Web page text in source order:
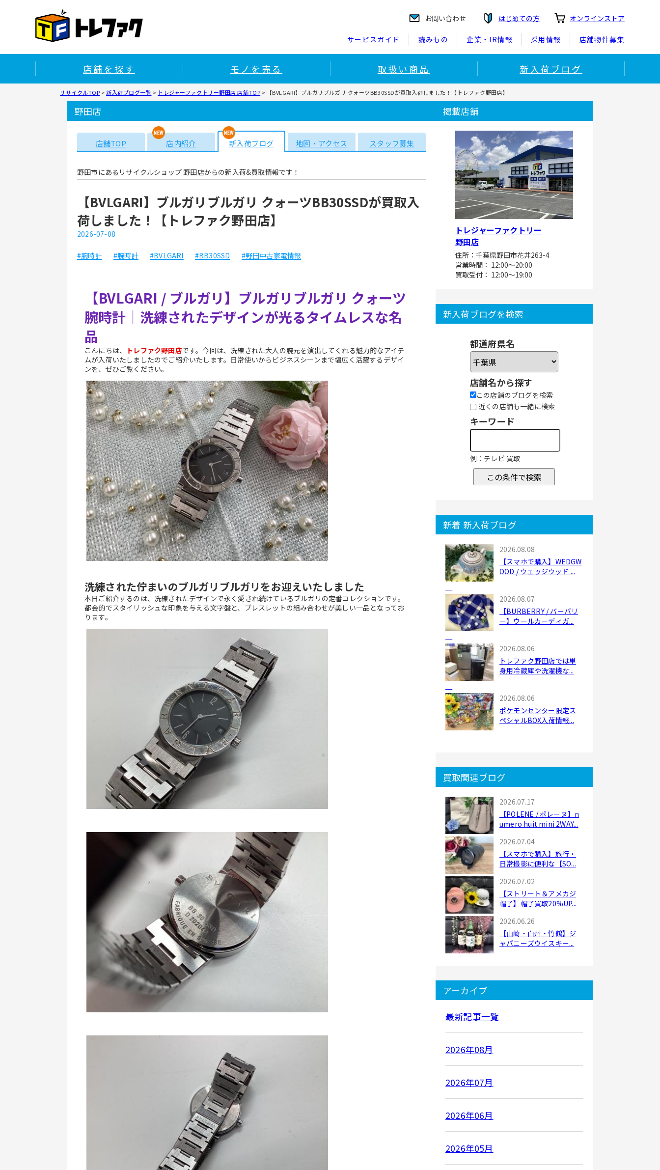
お問い合わせ はじめての方 オンラインストア
サービスガイド 読みもの 企業・IR情報 採用情報 店舗物件募集
店舗を探す モノを売る 取扱い商品 新入荷ブログ
リサイクルTOP >新入荷ブログ一覧 > トレジャーファクトリー野田店 店舗TOP > 【BVLGARI】ブルガリブルガリ クォーツBB30SSDが買取入荷しました！【トレファク野田店】
野田店
店舗TOP 店内紹介 新入荷ブログ 地図・アクセス スタッフ募集
野田市にあるリサイクルショップ 野田店からの新入荷&買取情報です！
【BVLGARI】ブルガリブルガリ クォーツBB30SSDが買取入
荷しました！【トレファク野田店】
2026-07-08
#腕時計 #腕時計 #BVLGARI #BB30SSD #野田中古家電情報
【BVLGARI / ブルガリ】ブルガリブルガリ クォーツ
腕時計｜洗練されたデザインが光るタイムレスな名
品
こんにちは、 トレファク野田店です。今回は、洗練された大人の腕元を演出してくれる魅力的なアイテ
ムが入荷いたしましたのでご紹介いたします。日常使いからビジネスシーンまで幅広く活躍するデザイ
ンを、ぜひご覧ください。
洗練された佇まいのブルガリブルガリをお迎えいたしました
本日ご紹介するのは、洗練されたデザインで永く愛され続けているブルガリの定番コレクションです。
都会的でスタイリッシュな印象を与える文字盤と、ブレスレットの組み合わせが美しい一品となってお
ります。
掲載店舗
トレジャーファクトリー
野田店
住所：千葉県野田市花井263-4
営業時間： 12:00～20:00
買取受付： 12:00～19:00
新入荷ブログを検索
都道府県名
店舗名から探す
この店舗のブログを検索
近くの店舗も一緒に検索
キーワード
例：テレビ 買取
この条件で検索
新着 新入荷ブログ
2026.08.08
【スマホで購入】WEDGW
OOD / ウェッジウッド ...
2026.08.07
【BURBERRY / バーバリ
ー】ウールカーディガ...
2026.08.06
トレファク野田店では単
身用冷蔵庫や洗濯機な...
2026.08.06
ポケモンセンター限定ス
ペシャルBOX入荷情報...
買取関連ブログ
2026.07.17
【POLENE / ポレーヌ】n
umero huit mini 2WAY...
2026.07.04
【スマホで購入】旅行・
日常撮影に便利な【SO...
2026.07.02
【ストリート＆アメカジ
帽子】帽子買取20%UP...
2026.06.26
【山崎・白州・竹鶴】ジ
ャパニーズウイスキー...
アーカイブ
最新記事一覧
2026年08月
2026年07月
2026年06月
2026年05月